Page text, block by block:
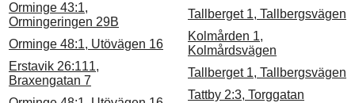
Orminge 43:1,
Ormingeringen 29B
Orminge 48:1, Utövägen 16
Erstavik 26:111,
Braxengatan 7
Tallberget 1, Tallbergsvägen
Kolmården 1,
Kolmårdsvägen
Tallberget 1, Tallbergsvägen
Tattby 2:3, Torggatan